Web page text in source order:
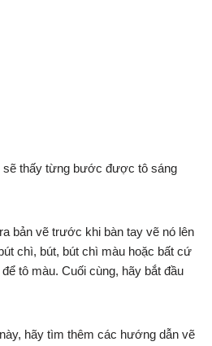
sẽ thấy từng bước được tô sáng
bản vẽ trước khi bàn tay vẽ nó lên
chì, bút, bút chì màu hoặc bất cứ
tô màu. Cuối cùng, hãy bắt đầu
hãy tìm thêm các hướng dẫn vẽ